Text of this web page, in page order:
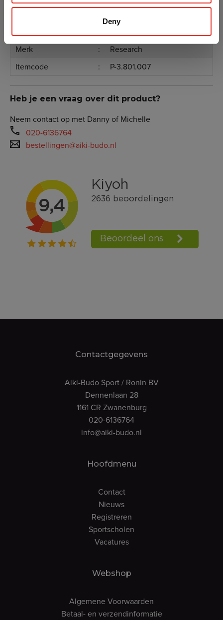
Deny
Kenmerken
Merk
Research
Itemcode
P-3.801.007
Heb je een vraag over dit product?
Neem contact op met Danny of Michelle
020-6136764
bestellingen@aiki-budo.nl
Contactgegevens
Aiki-Budo Sport / Ronin BV
Dennenlaan 28
1161 CR Zwanenburg
020-6136764
info@aiki-budo.nl
Hoofdmenu
Contact
Nieuws
Registreren
Sportscholen
Vacatures
Webshop
Algemene Voorwaarden
Betaal- en verzendinformatie